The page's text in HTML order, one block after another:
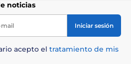
noticias
mail Iniciar sesión
acepto el tratamiento de mis